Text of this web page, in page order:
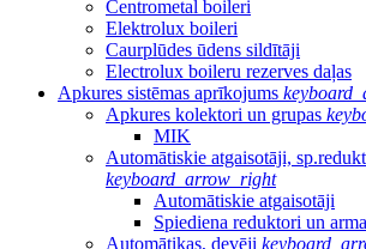
Centrometal boileri
Elektrolux boileri
Caurplūdes ūdens sildītāji
Electrolux boileru rezerves daļas
Apkures sistēmas aprīkojums
Apkures kolektori un grupas
MIK
Automātiskie atgaisotāji,
keyboard_arrow_right
Automātiskie atgaisotāji
Spiediena reduktori un
Automātikas, devēji